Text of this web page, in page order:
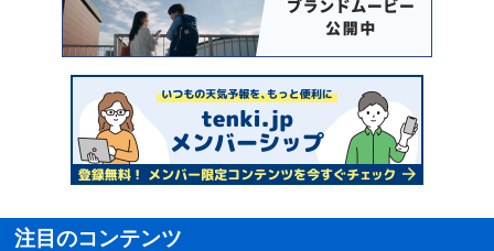
注目のコンテンツ